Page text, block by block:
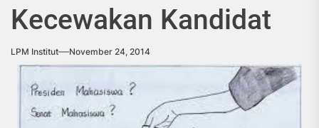
Kecewakan Kandidat
LPM Institut November 24, 2014